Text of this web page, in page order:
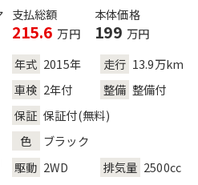
支払総額
215.6 万円
本体価格
199 万円
年式 2015年 走行 13.9万km
車検 2年付 整備 整備付
保証 保証付(無料)
色
ブラック
駆動 2WD 排気量 2500cc